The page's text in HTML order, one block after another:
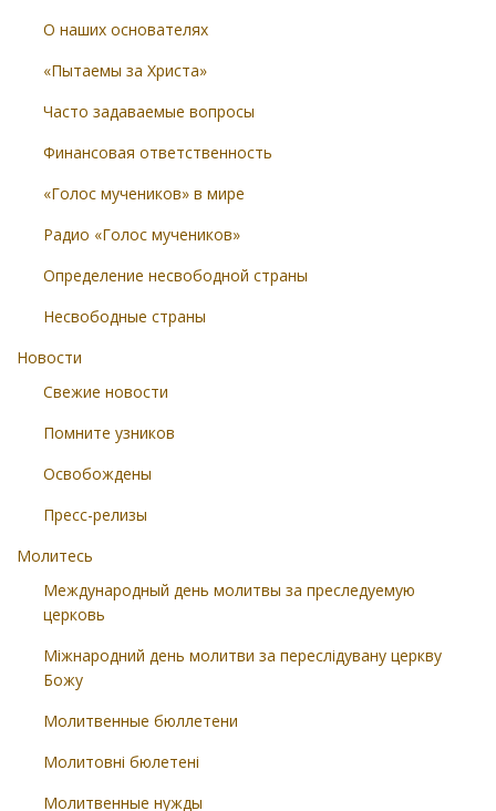
О наших основателях
«Пытаемы за Христа»
Часто задаваемые вопросы
Финансовая ответственность
«Голос мучеников» в мире
Радио «Голос мучеников»
Определение несвободной страны
Несвободные страны
Новости
Свежие новости
Помните узников
Освобождены
Пресс-релизы
Молитесь
Международный день молитвы за преследуемую
церковь
Міжнародний день молитви за переслідувану церкву
Божу
Молитвенные бюллетени
Молитовні бюлетені
Молитвенные нужды